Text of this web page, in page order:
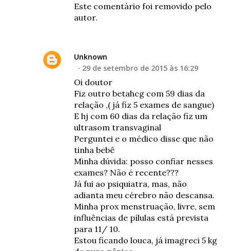
Este comentário foi removido pelo
autor.
Unknown
29 de setembro de 2015 às 16:29
Oi doutor
Fiz outro betahcg com 59 dias da
relação ,( já fiz 5 exames de sangue)
E hj com 60 dias da relação fiz um
ultrasom transvaginal
Perguntei e o médico disse que não
tinha bebê
Minha dúvida: posso confiar nesses
exames? Não é recente???
Já fui ao psiquiatra, mas, não
adianta meu cérebro não descansa.
Minha prox menstruação, livre, sem
influências de pílulas está prevista
para 11/ 10.
Estou ficando louca, já imagreci 5 kg